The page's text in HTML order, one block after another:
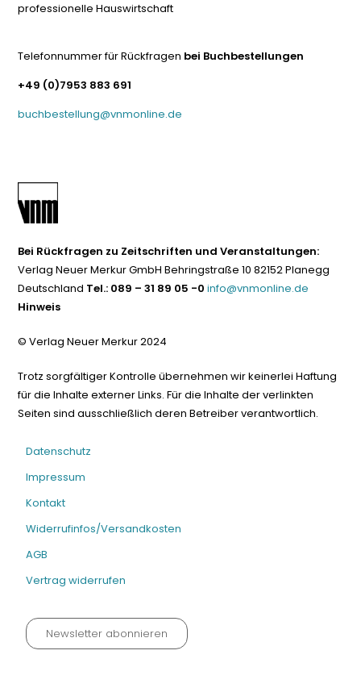
professionelle Hauswirtschaft
Telefonnummer für Rückfragen bei Buchbestellungen
+49 (0)7953 883 691
buchbestellung@vnmonline.de
Bei Rückfragen zu Zeitschriften und Veranstaltungen:
Verlag Neuer Merkur GmbH Behringstraße 10 82152 Planegg
Deutschland Tel.: 089 – 31 89 05 -0 info@vnmonline.de
Hinweis
© Verlag Neuer Merkur 2024
Trotz sorgfältiger Kontrolle übernehmen wir keinerlei Haftung
für die Inhalte externer Links. Für die Inhalte der verlinkten
Seiten sind ausschließlich deren Betreiber verantwortlich.
Datenschutz
Impressum
Kontakt
Widerrufinfos/Versandkosten
AGB
Vertrag widerrufen
Newsletter abonnieren